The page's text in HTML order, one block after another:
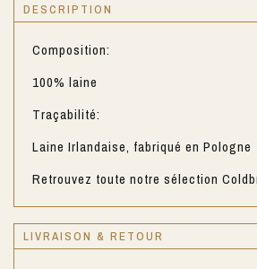
DESCRIPTION
Composition:
100% laine
Traçabilité:
Laine Irlandaise, fabriqué en Pologne
Retrouvez toute notre sélection
LIVRAISON & RETOUR